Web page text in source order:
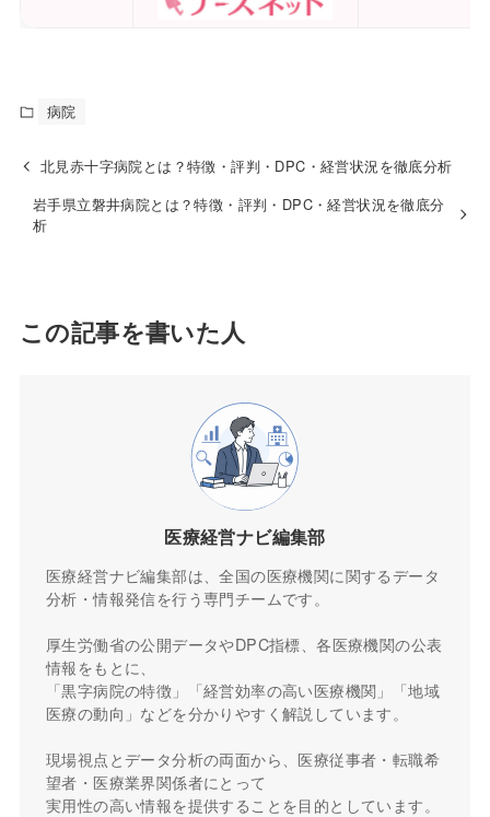
病院
北見赤十字病院とは？特徴・評判・DPC・経営状況を徹底分析
岩手県立磐井病院とは？特徴・評判・DPC・経営状況を徹底分
析
この記事を書いた人
医療経営ナビ編集部
医療経営ナビ編集部は、全国の医療機関に関するデータ
分析・情報発信を行う専門チームです。
厚生労働省の公開データやDPC指標、各医療機関の公表
情報をもとに、
「黒字病院の特徴」「経営効率の高い医療機関」「地域
医療の動向」などを分かりやすく解説しています。
現場視点とデータ分析の両面から、医療従事者・転職希
望者・医療業界関係者にとって
実用性の高い情報を提供することを目的としています。